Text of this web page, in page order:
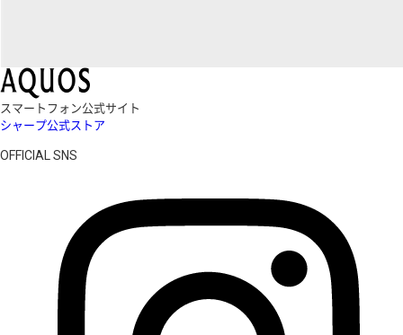
スマートフォン公式サイト
シャープ公式ストア
OFFICIAL SNS